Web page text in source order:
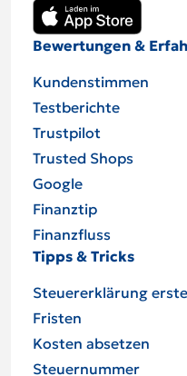
Bewertungen &
Kundenstimmen
Testberichte
Trustpilot
Trusted Shops
Google
Finanztip
Finanzfluss
Tipps & Tricks
Steuererklärung
Fristen
Kosten absetzen
Steuernummer